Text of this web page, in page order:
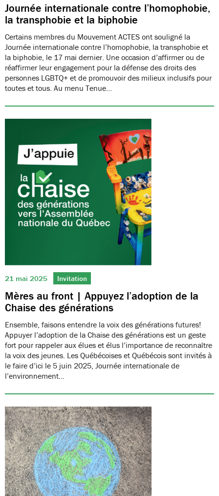
Journée internationale contre l’homophobie,
la transphobie et la biphobie
Certains membres du Mouvement ACTES ont souligné la
Journée internationale contre l’homophobie, la transphobie et
la biphobie, le 17 mai dernier. Une occasion d’affirmer ou de
réaffirmer leur engagement pour la défense des droits des
personnes LGBTQ+ et de promouvoir des milieux inclusifs pour
toutes et tous. Au menu Tenue…
21 mai 2025 Invitation
Mères au front | Appuyez l’adoption de la
Chaise des générations
Ensemble, faisons entendre la voix des générations futures!
Appuyer l’adoption de la Chaise des générations est un geste
fort pour rappeler aux élues et élus l’importance de reconnaître
la voix des jeunes. Les Québécoises et Québécois sont invités à
le faire d’ici le 5 juin 2025, Journée internationale de
l’environnement…